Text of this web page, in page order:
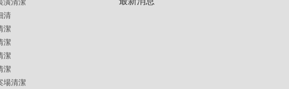
潢清潔
清
潔
潔
潔
潔
場清潔